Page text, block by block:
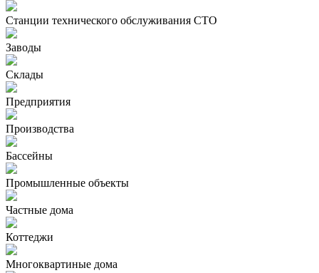
Станции технического обслуживания СТО
Заводы
Склады
Предприятия
Производства
Бассейны
Промышленные объекты
Частные дома
Коттеджи
Многоквартиные дома